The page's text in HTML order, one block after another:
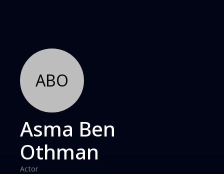
ABO
Asma Ben
Othman
Actor